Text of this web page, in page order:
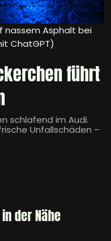
nassem Asphalt bei
ChatGPT)
führt
schlafend im Audi.
Unfallschäden –
der Nähe